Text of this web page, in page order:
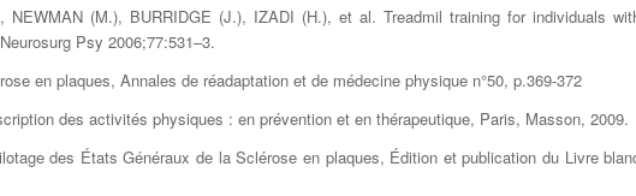
NEWMAN (M.), BURRIDGE (J.), IZADI (H.), et al.Treadmil training for individuals
Psy 2006;77:531–3.
en plaques, Annales de réadaptation et de médecine physique n°50, p.369-372
des activités physiques : en prévention et en thérapeutique, Paris, Masson, 2009.
des États Généraux de la Sclérose en plaques, Édition et publication du Livre